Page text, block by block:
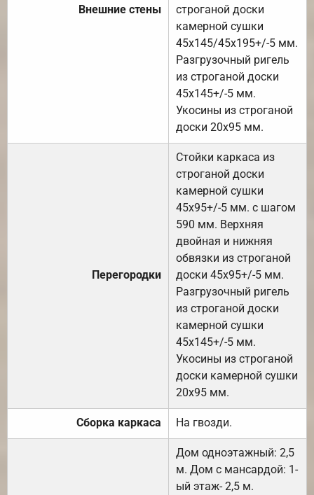
Внешние стены
строганой доски
камерной сушки
45х145/45х195+/-5 мм.
Разгрузочный ригель
из строганой доски
45х145+/-5 мм.
Укосины из строганой
доски 20х95 мм.
Перегородки
Стойки каркаса из
строганой доски
камерной сушки
45х95+/-5 мм. с шагом
590 мм. Верхняя
двойная и нижняя
обвязки из строганой
доски 45х95+/-5 мм.
Разгрузочный ригель
из строганой доски
камерной сушки
45х145+/-5 мм.
Укосины из строганой
доски камерной сушки
20х95 мм.
Сборка каркаса На гвозди.
Дом одноэтажный: 2,5
м. Дом с мансардой: 1-
ый этаж- 2,5 м.